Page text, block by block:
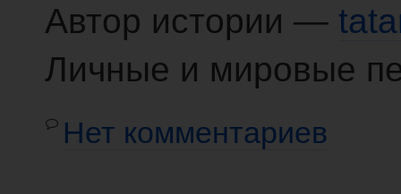
Автор истории —
Личные и мировые
Нет комментариев